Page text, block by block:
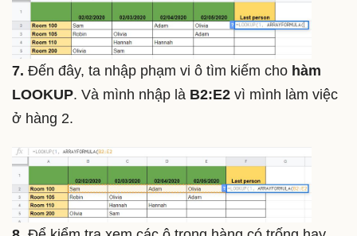
7. Đến đây, ta nhập phạm vi ô tìm kiếm cho hàm
LOOKUP. Và mình nhập là B2:E2 vì mình làm việc
ở hàng 2.